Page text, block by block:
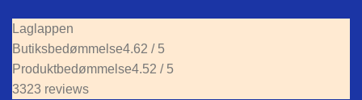
Laglappen
Butiksbedømmelse4.62 / 5
Produktbedømmelse4.52 / 5
3323 reviews